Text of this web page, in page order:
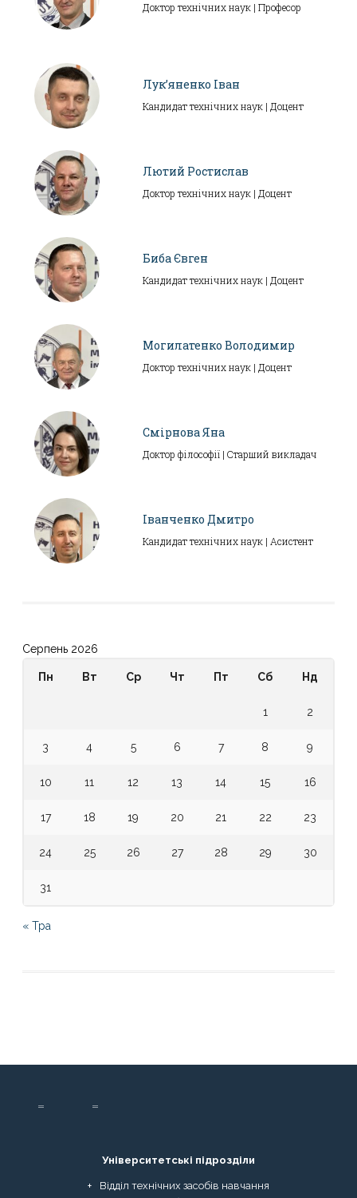
Доктор технічних наук | Професор
Лук’яненко Іван
Кандидат технічних наук | Доцент
Лютий Ростислав
Доктор технічних наук | Доцент
Биба Євген
Кандидат технічних наук | Доцент
Могилатенко Володимир
Доктор технічних наук | Доцент
Смірнова Яна
Доктор філософії | Старший викладач
Іванченко Дмитро
Кандидат технічних наук | Асистент
Серпень 2026
Пн Вт Ср Чт Пт Сб Нд
1 2
3 4 5 6 7 8 9
10 11 12 13 14 15 16
17 18 19 20 21 22 23
24 25 26 27 28 29 30
31
« Тра
Університетські підрозділи
Відділ технічних засобів навчання